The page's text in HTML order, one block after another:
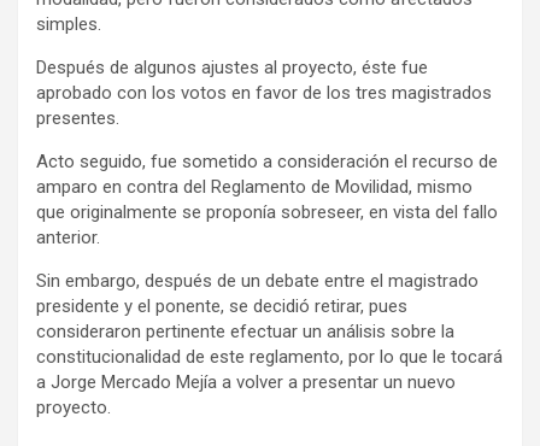
simples.
Después de algunos ajustes al proyecto, éste fue
aprobado con los votos en favor de los tres magistrados
presentes.
Acto seguido, fue sometido a consideración el recurso de
amparo en contra del Reglamento de Movilidad, mismo
que originalmente se proponía sobreseer, en vista del fallo
anterior.
Sin embargo, después de un debate entre el magistrado
presidente y el ponente, se decidió retirar, pues
consideraron pertinente efectuar un análisis sobre la
constitucionalidad de este reglamento, por lo que le tocará
a Jorge Mercado Mejía a volver a presentar un nuevo
proyecto.